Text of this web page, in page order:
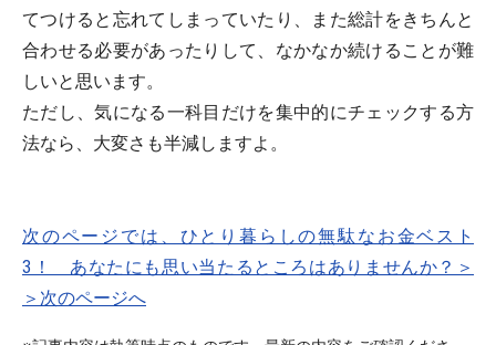
てつけると忘れてしまっていたり、また総計をきちんと
合わせる必要があったりして、なかなか続けることが難
しいと思います。
ただし、気になる一科目だけを集中的にチェックする方
法なら、大変さも半減しますよ。
次のページでは、ひとり暮らしの無駄なお金ベスト
3！ あなたにも思い当たるところはありませんか？＞
＞次のページへ